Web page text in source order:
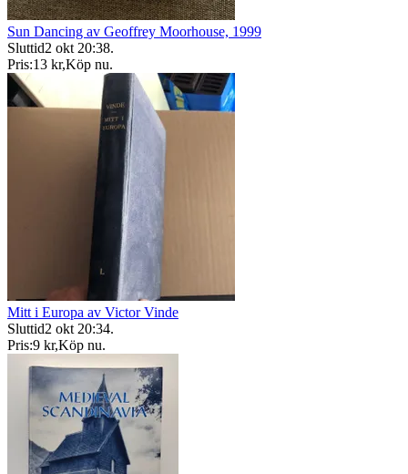
Sun Dancing av Geoffrey Moorhouse, 1999
Sluttid2 okt 20:38.
Pris:13 kr,Köp nu.
Mitt i Europa av Victor Vinde
Sluttid2 okt 20:34.
Pris:9 kr,Köp nu.